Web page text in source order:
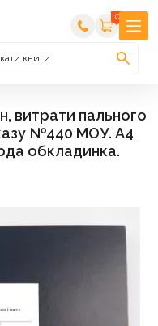
0
книги
витрати пального
№440 МОУ. А4
обкладинка.